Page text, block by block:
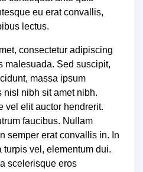
eu erat convallis,
lectus.
consectetur adipiscing
malesuada. Sed suscipit,
massa ipsum
nisl nibh sit amet nibh.
vel elit auctor hendrerit.
faucibus. Nullam
semper erat convallis in. In
turpis vel, elementum dui.
scelerisque eros